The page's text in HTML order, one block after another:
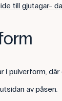
till gjutagar-
i pulverform,
av påsen.